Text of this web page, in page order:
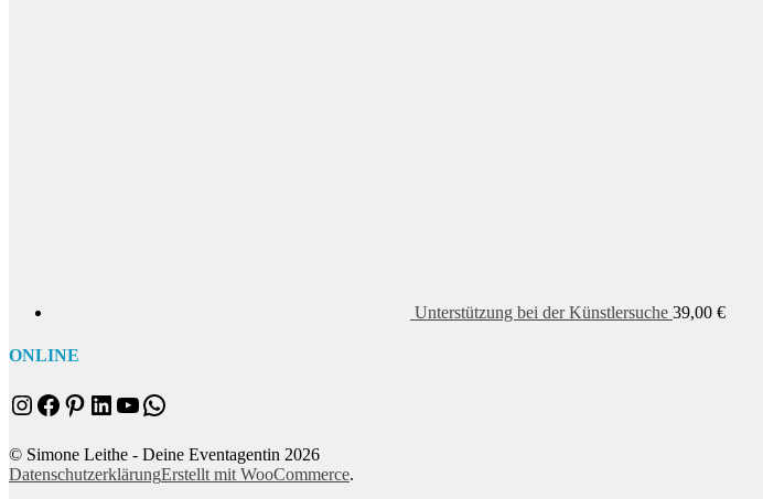
Unterstützung bei der Künstlersuche 39,00 €
ONLINE
Instagram
Facebook
Pinterest
LinkedIn
YouTube
WhatsApp
© Simone Leithe - Deine Eventagentin 2026
DatenschutzerklärungErstellt mit WooCommerce.